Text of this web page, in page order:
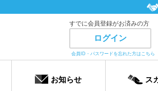
すでに会員登録がお済みの方
ログイン
会員ID・パスワードを忘れた方はこちら
お知らせ ス